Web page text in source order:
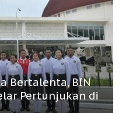
Bertalenta, BIN
Pertunjukan di